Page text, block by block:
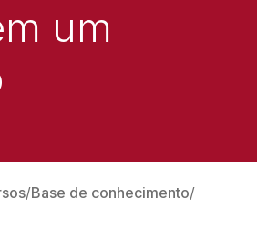
um
Base de conhecimento